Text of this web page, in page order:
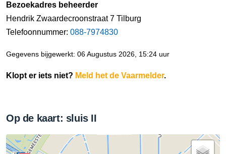
Bezoekadres beheerder
Hendrik Zwaardecroonstraat 7 Tilburg
Telefoonnummer: 088-7974830
Gegevens bijgewerkt: 06 Augustus 2026, 15:24 uur
Klopt er iets niet? Meld het de Vaarmelder.
Op de kaart: sluis II